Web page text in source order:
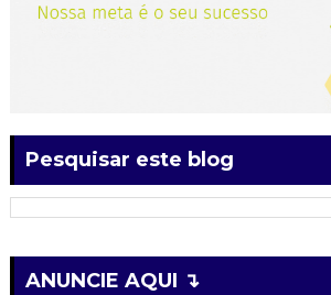
Pesquisar este blog
ANUNCIE AQUI ↴